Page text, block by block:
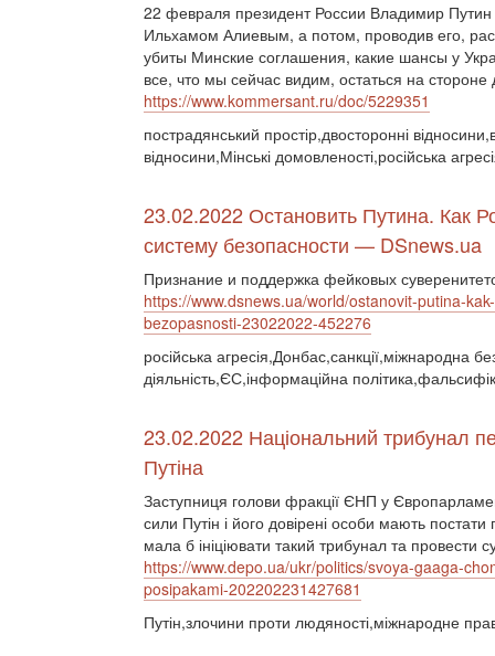
22 февраля президент России Владимир
Ильхамом Алиевым, а потом, проводив его,
убиты Минские соглашения, какие шансы у
все, что мы сейчас видим, остаться на стороне
https://www.kommersant.ru/doc/5229351
пострадянський простір,двосторонні
відносини,Мінські домовленості,російська
23.02.2022 Остановить Путина. Как
систему безопасности — DSnews.ua
Признание и поддержка фейковых
https://www.dsnews.ua/world/ostanovit-putina-
bezopasnosti-23022022-452276
російська агресія,Донбас,санкції,міжнародна
діяльність,ЄС,інформаційна
23.02.2022 Національний трибунал
Путіна
Заступниця голови фракції ЄНП у
сили Путін і його довірені особи мають
мала б ініціювати такий трибунал та провести
https://www.depo.ua/ukr/politics/svoya-gaaga-
posipakami-202202231427681
Путін,злочини проти людяності,міжнародне